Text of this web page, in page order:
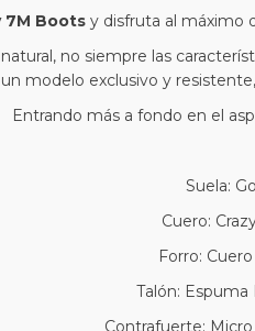
Bootsy disfruta al máximo
no siempre las
modelo exclusivo y
Entrando más a fondo en el
Suela:
Cuero:
Forro:
Talón: Espuma
Contrafuerte: